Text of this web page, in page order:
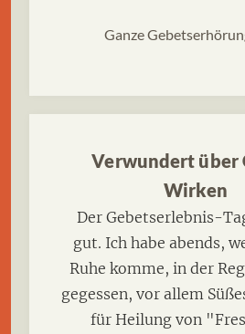
Ganze
Verwundert über
Wirken
Der Gebetserlebnis-
gut. Ich habe abends,
Ruhe komme, in der
gegessen, vor allem
für Heilung von